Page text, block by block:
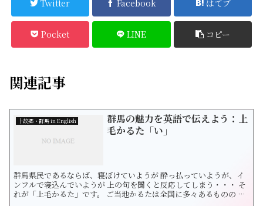
Twitter Facebook はてブ
Pocket LINE コピー
関連記事
├故郷・群馬 in English
群馬の魅力を英語で伝えよう：上
毛かるた「い」
群馬県民であるならば、寝ぼけていようが 酔っ払っていようが、イ
ンフルで寝込んでいようが 上の句を聞くと反応してしまう・・・ そ
れが「上毛かるた」です。 ご当地かるたは全国に多々あるものの こ